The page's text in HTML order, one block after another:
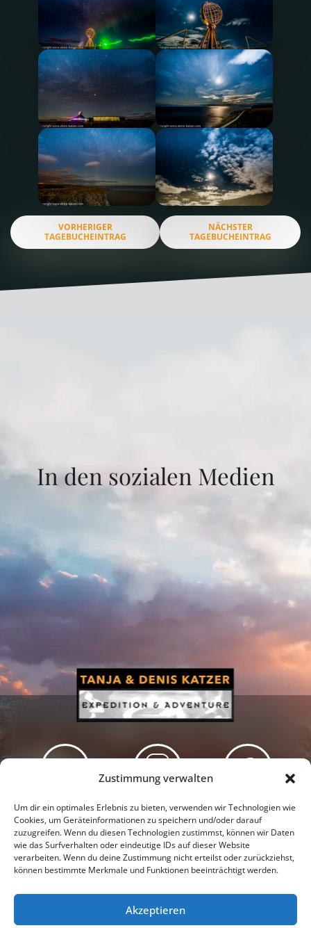
Zustimmung verwalten
Um dir ein optimales Erlebnis zu bieten, verwenden wir Technologien wie
Cookies, um Geräteinformationen zu speichern und/oder darauf
zuzugreifen. Wenn du diesen Technologien zustimmst, können wir Daten
wie das Surfverhalten oder eindeutige IDs auf dieser Website
verarbeiten. Wenn du deine Zustimmung nicht erteilst oder zurückziehst,
können bestimmte Merkmale und Funktionen beeinträchtigt werden.
Akzeptieren
VORHERIGER
TAGEBUCHEINTRAG
NÄCHSTER
TAGEBUCHEINTRAG
In den sozialen Medien
Newsletter Podcast Facebook
Datenschutzerklärung